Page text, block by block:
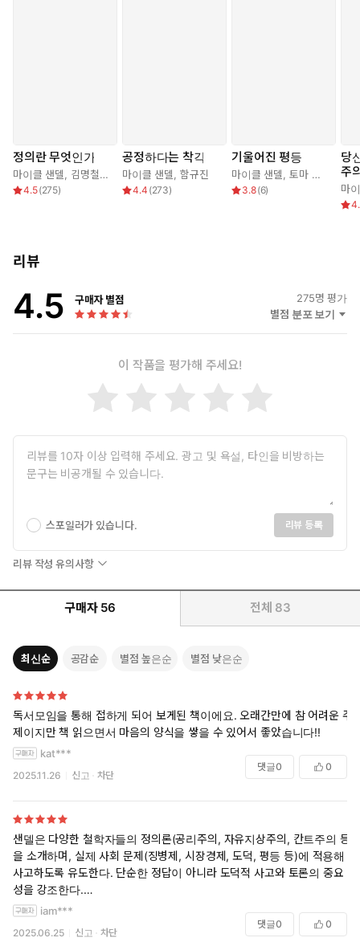
마련해 주었다. 그의 대표작 『정의란 무엇인가』는 불공정과 불평
등이 만연해 사회적 갈등이 심화되는 시기에 옳은 행동과 바람직한
다. 저자는 제러미 벤담과 존 스튜어트 밀의 공리주의는 다수에게 도
엄성 문제에는 도덕적 한계를 지니고 있다고 말한다. 또한 이마누엘
칸트가 말하는 자유와 도덕의 개념은 설득력이 강하지만, 친구를 위
해 살인자에게 거짓말을 하는 것이 도덕적으로 옳지 못하다는 사례
한다. 특정한 이해관계가 사라진 무지의 장막 뒤에서 정의의 원칙을
합의해야 한다는 존 롤스의 주장도 완벽해 보이지만, 노예제를 인정
한 과거 미국 헌법과 같이 아무리 중립적이고 객관적으로 사유하려
가능하다고 지적한다. 이 책은 비판적인 사고를 통해 정의에 대한 생
각을 수정하고 바로 잡는 정치 철학의 근본적인 존재 이유를 새삼 확
인하고, 모두에게 좋은 사회를 향해 어떻게 살아갈 것인가에 대한 바
세계적인 정의 열풍 “시민으로 살아가는 법을 스스로 생각하라”
2005년 6월, 미 해군 특수 부대는 탈레반 지도자를 찾기 위해 아
프가니스탄에서 은밀히 정찰 활동에 나섰다. 이들은 무장하지 않
은 염소 목동 두 명과 열네 살가량의 남자아이와 조우했다. 염소
목동들은 민간인으로 보였기에 놓아주어야 했지만, 다른 한편으
한 부대원은 “우리는 임무를 수행 중이다. 저들을 놓아주는 것은 잘
못이다”며 이들을 죽여야 한다고 주장했다. 부대의 지휘관인 루트
렐은 망설였다. 그는 의견이 팽팽히 맞선 가운데 그들을 풀어 주자는
쪽의 손을 들어 줬다. 곧 후회할 결정이었다. 염소 목동들을 풀어 준
후 특수 부대는 탈레반 병사에게 포위되었다. 격렬한 총격전이 벌어
한 대까지 격추당하는 바람에 군인 열여섯 명이 목숨을 잃었다. 루
트렐은 중상을 입고 간신히 목숨을 건졌지만 자신의 행동을 후회했
다.
『정의란 무엇인가』의 저자 마이클 샌델은 특수 부대원이 처한 딜
레마는 앞으로 어떤 일이 벌어질지 확신할 수 없었기 때문이라고 말
한다. 죄 없는 사람을 죽여서는 안 된다는 생각에서 목동들을 놓아
주었다. 하지만 풀어준 목동들이 탈레반에 협조했고 결과적으로 부
정의란 무엇인가
마이클 샌델 김명철,김선욱
4.5(275)
공정하다는 착각
마이클 샌델 함규진
4.4 (273)
기울어진 평등
마이클 샌델 토마 피케티 ,장
3.8(6)
당
주
마
리뷰
4.5 구매자 별점 275명 평가
별점 분포 보기
이 작품을 평가해 주세요!
스포일러가 있습니다. 리뷰 등록
리뷰 작성 유의사항
구매자 56 전체 83
최신순 공감순 별점 높은순 별점 낮은순
독서모임을 통해 접하게 되어 보게된 책이에요. 오래간만에 참 어려운 주
제이지만 책 읽으면서 마음의 양식을 쌓을 수 있어서 좋았습니다!!
kat***
2025.11.26 신고 차단
댓글0 0
샌델은 다양한 철학자들의 정의론(공리주의, 자유지상주의, 칸트주의 등)
을 소개하며, 실제 사회 문제(징병제, 시장경제, 도덕, 평등 등)에 적용해
사고하도록 유도한다. 단순한 정답이 아니라 도덕적 사고와 토론의 중요
성을 강조한다.
정의란 단순한 법이나 규칙이 아닌, 공동체, 도덕, 책임의 문제다. 우리는
"정의로운 사회란 무엇인가"를 끊임없이 질문하고 토론해야 한다.
iam***
2025.06.25 신고 차단
댓글0 0